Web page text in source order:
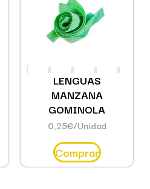
LENGUAS
MANZANA
GOMINOLA
0,25€/Unidad
Comprar